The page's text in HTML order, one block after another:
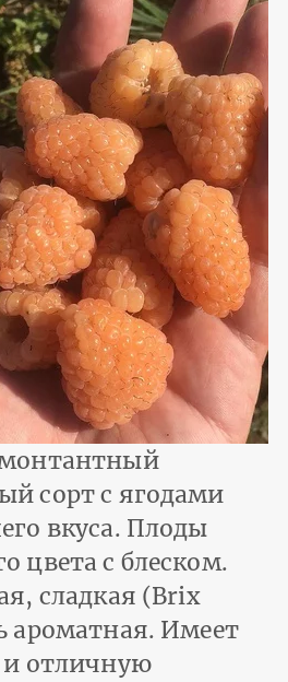
сорт с ягодами
вкуса. Плоды
цвета с блеском.
сладкая (Brix
ароматная. Имеет
и отличную